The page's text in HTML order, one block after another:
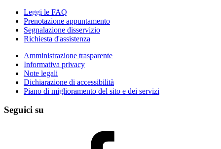
Leggi le FAQ
Prenotazione appuntamento
Segnalazione disservizio
Richiesta d'assistenza
Amministrazione trasparente
Informativa privacy
Note legali
Dichiarazione di accessibilità
Piano di miglioramento del sito e dei servizi
Seguici su